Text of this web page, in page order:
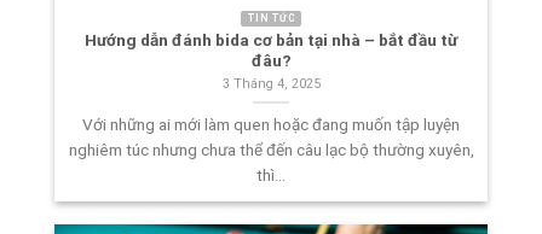
TIN TỨC
Hướng dẫn đánh bida cơ bản tại nhà – bắt đầu từ
đâu?
3 Tháng 4, 2025
Với những ai mới làm quen hoặc đang muốn tập luyện
nghiêm túc nhưng chưa thể đến câu lạc bộ thường xuyên,
thì...